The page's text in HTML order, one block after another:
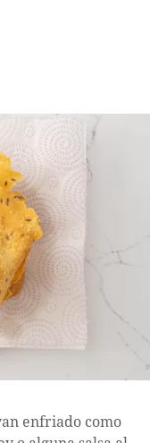
enfriado como